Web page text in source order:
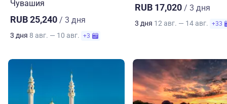
Чувашия
RUB 25,240 / 3 дня
3 дня 8 авг. — 10 авг. +3
RUB 17,020 / 3 дня
3 дня 12 авг. — 14 авг. +33